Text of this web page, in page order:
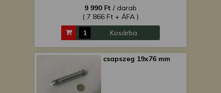
9 990 Ft / darab
( 7 866 Ft + ÁFA )
Kosárba
csapszeg 19x76 mm